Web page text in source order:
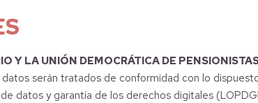
Y LA UNIÓN DEMOCRÁTICA DE
serán tratados de conformidad con lo
datos y garantía de los derechos digitales